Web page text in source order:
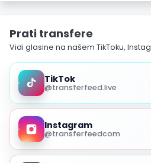
Prati transfere
Vidi glasine na našem TikToku,
TikTok
@transferfeed.live
Instagram
@transferfeedcom